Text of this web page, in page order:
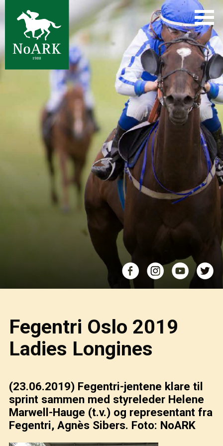
Fegentri Oslo 2019
Ladies Longines
(23.06.2019) Fegentri-jentene klare til
sprint sammen med styreleder Helene
Marwell-Hauge (t.v.) og representant fra
Fegentri, Agnès Sibers. Foto: NoARK